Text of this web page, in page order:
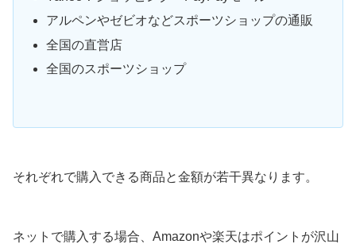
アルペンやゼビオなどスポーツショップの通販
全国の直営店
全国のスポーツショップ
それぞれで購入できる商品と金額が若干異なります。
ネットで購入する場合、Amazonや楽天はポイントが沢山